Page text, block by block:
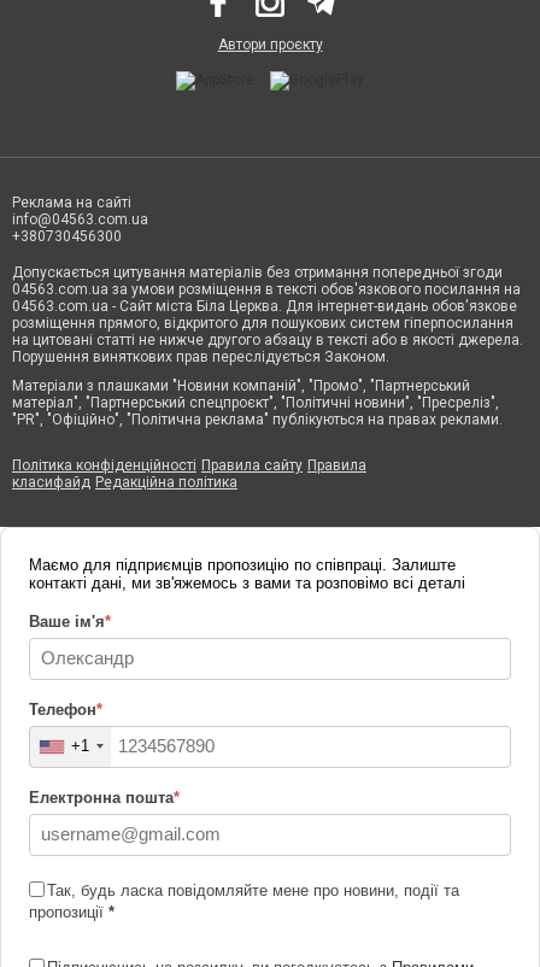
Автори проєкту
Реклама на сайті
info@04563.com.ua
+380730456300
Допускається цитування матеріалів без отримання попередньої згоди
04563.com.ua за умови розміщення в тексті обов'язкового посилання на
04563.com.ua - Сайт міста Біла Церква. Для інтернет-видань обов'язкове
розміщення прямого, відкритого для пошукових систем гіперпосилання
на цитовані статті не нижче другого абзацу в тексті або в якості джерела.
Порушення виняткових прав переслідується Законом.
Матеріали з плашками "Новини компаній", "Промо", "Партнерський
матеріал", "Партнерський спецпроєкт", "Політичні новини", "Пресреліз",
"PR", "Офіційно", "Політична реклама" публікуються на правах реклами.
Політика конфіденційності Правила сайту Правила
класифайд Редакційна політика
Маємо для підприємців пропозицію по співпраці. Залиште
контакті дані, ми зв'яжемось з вами та розповімо всі деталі
Ваше ім'я*
Телефон*
+1
Електронна пошта*
Так, будь ласка повідомляйте мене про новини, події та
пропозиції *